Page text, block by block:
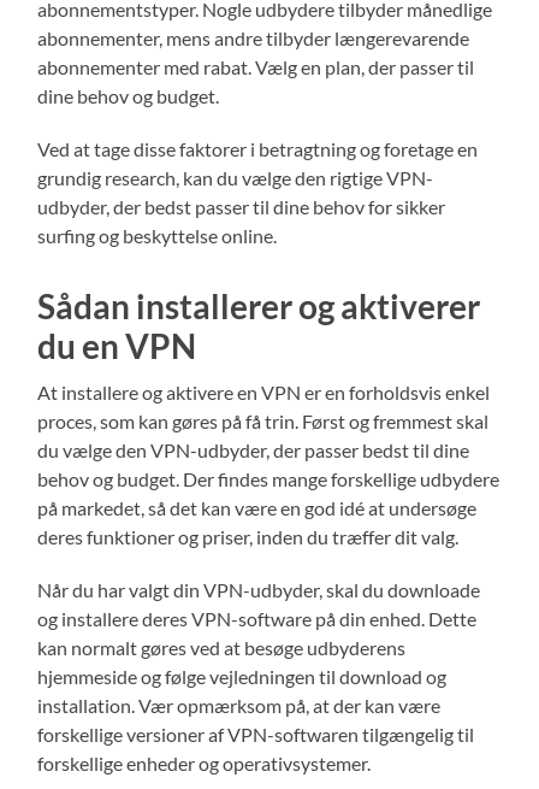
abonnementstyper. Nogle udbydere tilbyder månedlige
abonnementer, mens andre tilbyder længerevarende
abonnementer med rabat. Vælg en plan, der passer til
dine behov og budget.
Ved at tage disse faktorer i betragtning og foretage en
grundig research, kan du vælge den rigtige VPN-
udbyder, der bedst passer til dine behov for sikker
surfing og beskyttelse online.
Sådan installerer og aktiverer
du en VPN
At installere og aktivere en VPN er en forholdsvis enkel
proces, som kan gøres på få trin. Først og fremmest skal
du vælge den VPN-udbyder, der passer bedst til dine
behov og budget. Der findes mange forskellige udbydere
på markedet, så det kan være en god idé at undersøge
deres funktioner og priser, inden du træffer dit valg.
Når du har valgt din VPN-udbyder, skal du downloade
og installere deres VPN-software på din enhed. Dette
kan normalt gøres ved at besøge udbyderens
hjemmeside og følge vejledningen til download og
installation. Vær opmærksom på, at der kan være
forskellige versioner af VPN-softwaren tilgængelig til
forskellige enheder og operativsystemer.